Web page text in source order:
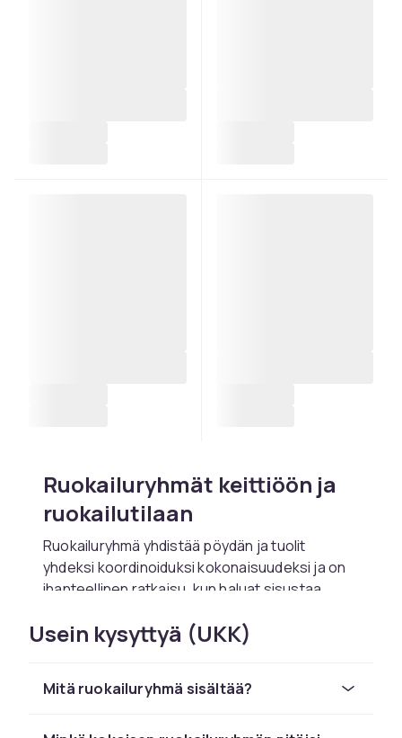
Ruokailuryhmät keittiöön ja
ruokailutilaan
Ruokailuryhmä yhdistää pöydän ja tuolit
yhdeksi koordinoiduksi kokonaisuudeksi ja on
ihanteellinen ratkaisu, kun haluat sisustaa
harmonisella tavalla. Kun kaikki osat on
suunniteltu sopimaan yhteen, sinun ei tarvitse
pöydälle. Valitset vain parhaiten tyyliisi ja tilaasi
Usein kysyttyä (UKK)
Mitä ruokailuryhmä sisältää?